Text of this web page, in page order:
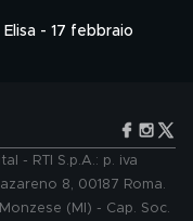
- 17 febbraio
- RTI S.p.A.: p. iva
8, 00187 Roma.
(MI) - Cap. Soc.